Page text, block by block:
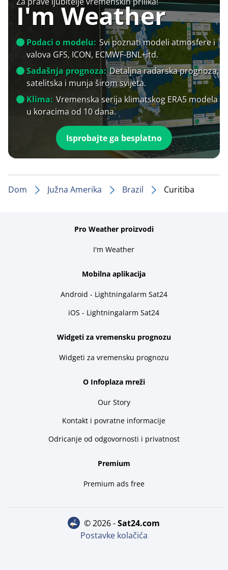
I'm Weather
Podaci o modelu: Svi poznati modeli atmosfere i
valova GFS, ICON, ECMWF-BNL+itd.
Sadašnja prognoza: Detaljna radarska prognoza,
satelitska i munja širom svijeta.
Klima: Vremenska serija klimatskog ERA5 modela
u koracima od 10 dana.
Isprobajte ga besplatno
Dom Južna Amerika Brazil Curitiba
Pro Weather proizvodi
I'm Weather
Mobilna aplikacija
Android - Lightningalarm Sat24
iOS - Lightningalarm Sat24
Widgeti za vremensku prognozu
Widgeti za vremensku prognozu
O Infoplaza mreži
Our Story
Kontakt i povratne informacije
Odricanje od odgovornosti i privatnost
Premium
Premium ads free
© 2026 - sat24.com
Postavke kolačića